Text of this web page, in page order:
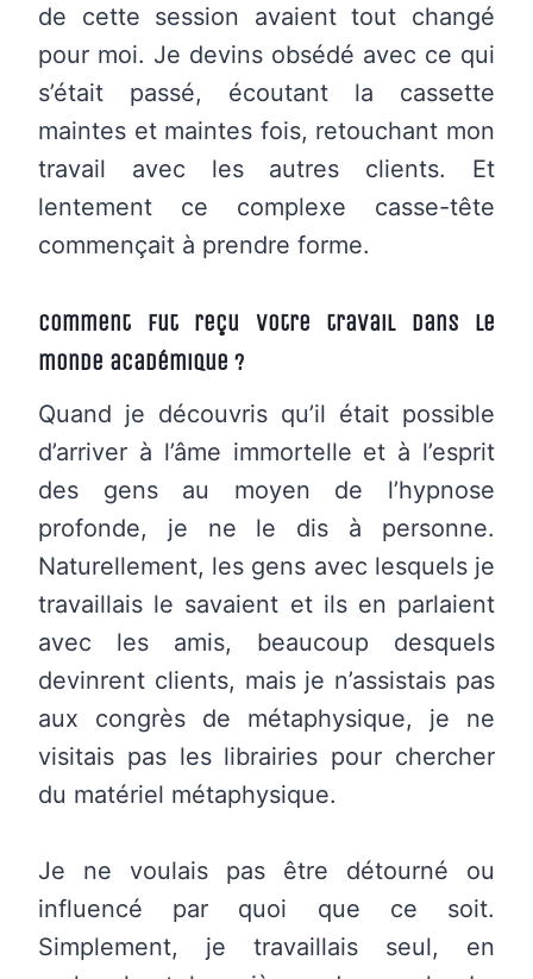
de cette session avaient tout changé
pour moi. Je devins obsédé avec ce qui
s’était passé, écoutant la cassette
maintes et maintes fois, retouchant mon
travail avec les autres clients. Et
lentement ce complexe casse-tête
commençait à prendre forme.
Comment fut reçu votre travail dans le
monde académique ?
Quand je découvris qu’il était possible
d’arriver à l’âme immortelle et à l’esprit
des gens au moyen de l’hypnose
profonde, je ne le dis à personne.
Naturellement, les gens avec lesquels je
travaillais le savaient et ils en parlaient
avec les amis, beaucoup desquels
devinrent clients, mais je n’assistais pas
aux congrès de métaphysique, je ne
visitais pas les librairies pour chercher
du matériel métaphysique.
Je ne voulais pas être détourné ou
influencé par quoi que ce soit.
Simplement, je travaillais seul, en